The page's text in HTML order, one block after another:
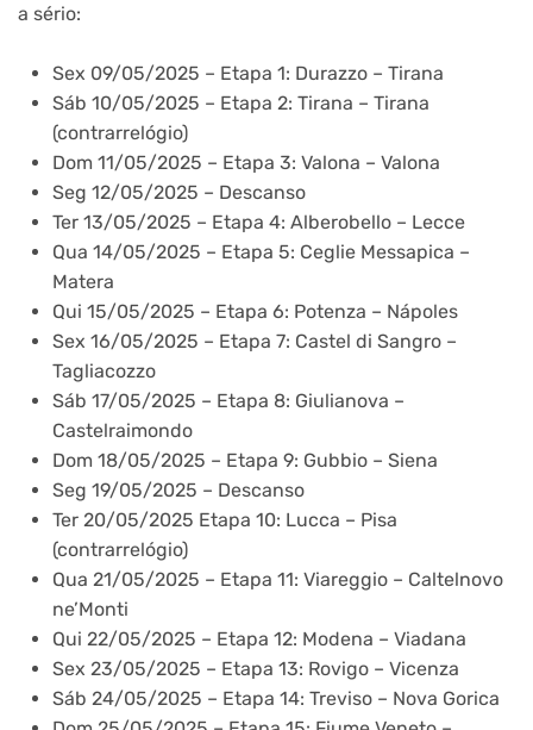
a sério:
Sex 09/05/2025 – Etapa 1: Durazzo – Tirana
Sáb 10/05/2025 – Etapa 2: Tirana – Tirana
(contrarrelógio)
Dom 11/05/2025 – Etapa 3: Valona – Valona
Seg 12/05/2025 – Descanso
Ter 13/05/2025 – Etapa 4: Alberobello – Lecce
Qua 14/05/2025 – Etapa 5: Ceglie Messapica –
Matera
Qui 15/05/2025 – Etapa 6: Potenza – Nápoles
Sex 16/05/2025 – Etapa 7: Castel di Sangro –
Tagliacozzo
Sáb 17/05/2025 – Etapa 8: Giulianova –
Castelraimondo
Dom 18/05/2025 – Etapa 9: Gubbio – Siena
Seg 19/05/2025 – Descanso
Ter 20/05/2025 Etapa 10: Lucca – Pisa
(contrarrelógio)
Qua 21/05/2025 – Etapa 11: Viareggio – Caltelnovo
ne’Monti
Qui 22/05/2025 – Etapa 12: Modena – Viadana
Sex 23/05/2025 – Etapa 13: Rovigo – Vicenza
Sáb 24/05/2025 – Etapa 14: Treviso – Nova Gorica